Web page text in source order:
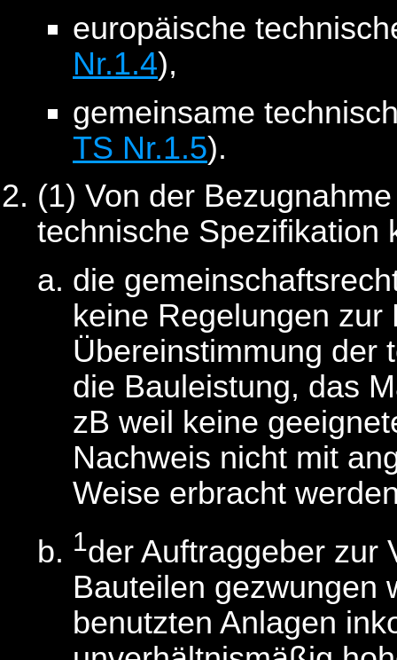
europäische
Nr.1.4),
gemeinsame
TS Nr.1.5).
(1) Von der
technische Spezifikation
die
keine Regelungen zur
Übereinstimmung der
die Bauleistung, das
zB weil keine
Nachweis nicht mit
Weise erbracht
1der Auftraggeber zur
Bauteilen gezwungen
benutzten Anlagen